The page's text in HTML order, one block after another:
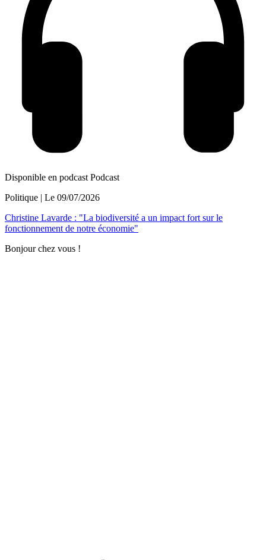
Disponible en podcast Podcast
Politique | Le 09/07/2026
Christine Lavarde : "La biodiversité a un impact fort sur le
fonctionnement de notre économie"
Bonjour chez vous !